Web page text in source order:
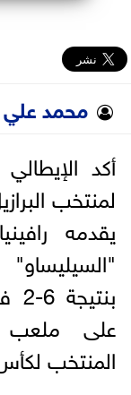
محمد علي
أكد
لمنتخب
يقدمه
على ملعب
المنتخب لكأس